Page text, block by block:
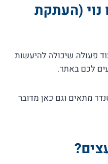
נוי (העתקת
פעולה שיכולה להיעשות
לכם באתר.
מתאים וגם כאן מדובר